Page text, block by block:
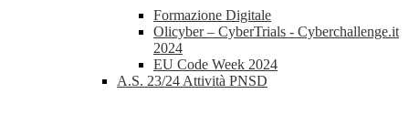
Formazione Digitale
Olicyber – CyberTrials - Cyberchallenge.it
2024
EU Code Week 2024
A.S. 23/24 Attività PNSD